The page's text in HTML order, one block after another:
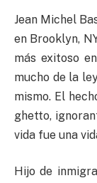
Jean Michel
en Brooklyn,
más exitoso
mucho de la
mismo. El
ghetto,
vida fue una
Hijo de